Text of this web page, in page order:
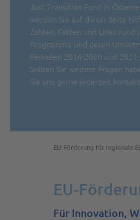
Just Transition Fund in
werden Sie auf dieser Seite
Zahlen, Fakten und Links rund
Programme und deren
Perioden 2014-2020 und
Sollten Sie weitere Fragen
Sie uns gerne jederzeit
EU-Förderung für regionale
EU-
Für Innovation,